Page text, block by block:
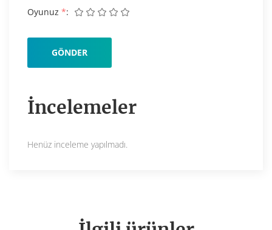
İncelemeler
Henüz inceleme yapılmadı.
Oyunuz *